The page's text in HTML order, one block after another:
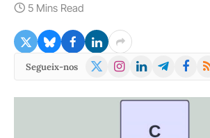
5 Mins Read
Segueix-nos
X
Instagram
LinkedInTelegram